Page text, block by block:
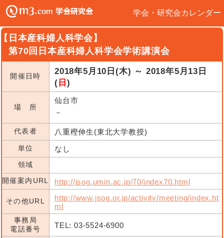
学会・研究会カレンダー
日本産科婦人科学会】
第70回日本産科婦人科学会学術講演会
開催日時
2018年5月10日(木) ～ 2018年5月13日
( 日 )
場 所
仙台市
－
代表者 八重樫伸生(東北大学教授)
単位 なし
領域
開催案内URL
http://jsog.umin.ac.jp/70/index70.html
その他URL
http://www.jsog.or.jp/activity/meeting/index.ht
ml
事務局
電話番号
TEL: 03-5524-6900